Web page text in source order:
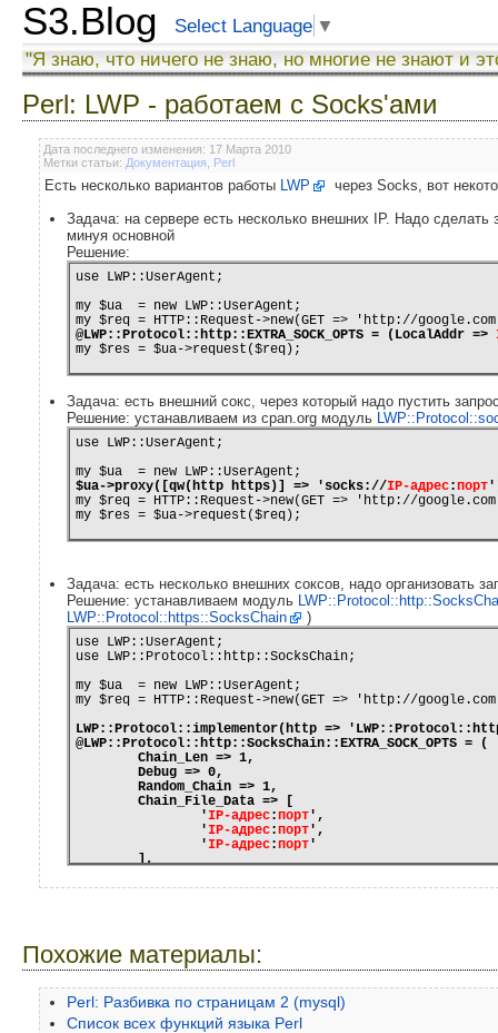
S3.Blog Select Language ▼
"Я знаю, что ничего не знаю, но многие не знают и
Perl: LWP - работаем с Socks'ами
Дата последнего изменения: 17 Марта 2010
Метки статьи: Документация Perl
Есть несколько вариантов работы LWP
через Socks, вот
Задача: на сервере есть несколько внешних IP. Надо
минуя основной
Решение:
use LWP::UserAgent;
my $ua  = new LWP::UserAgent;
@LWP::Protocol::http::EXTRA_SOCK_OPTS = (LocalAddr =>
Задача: есть внешний сокс, через который надо пустить
Решение: устанавливаем из cpan.org модуль
use LWP::UserAgent;
$ua->proxy([qw(http https)] => 'socks://IP-адрес:порт
my $req = HTTP::Request->new(GET => 'http://
Задача: есть несколько внешних соксов, надо организовать
Решение: устанавливаем модуль
LWP::Protocol::https::SocksChain
)
use LWP::UserAgent;
use LWP::Protocol::http::SocksChain;
my $ua  = new LWP::UserAgent;
my $req = HTTP::Request->new(GET => 'http://
LWP::Protocol::implementor(http =>
@LWP::Protocol::http::SocksChain::EXTRA_SOCK_OPTS = (
	Chain_Len => 1,
	Debug => 0,
	Random_Chain => 1,
	Chain_File_Data => [
		'
IP-адрес:порт',
		'
IP-адрес:порт',
		'
IP-адрес:порт'
	],
	Restore_Type => 1
Похожие материалы:
Perl: Разбивка по страницам 2 (mysql)
Список всех функций языка Perl